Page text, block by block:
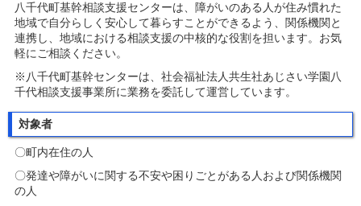
八千代町基幹相談支援センターは、障がいのある人が住み慣れた
地域で自分らしく安心して暮らすことができるよう、関係機関と
連携し、地域における相談支援の中核的な役割を担います。お気
軽にご相談ください。
※八千代町基幹センターは、社会福祉法人共生社あじさい学園八
千代相談支援事業所に業務を委託して運営しています。
対象者
〇町内在住の人
〇発達や障がいに関する不安や困りごとがある人および関係機関
の人